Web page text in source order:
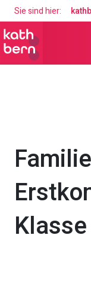
Sie sind hier:
Klasse